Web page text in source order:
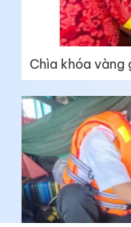
Chìa khóa